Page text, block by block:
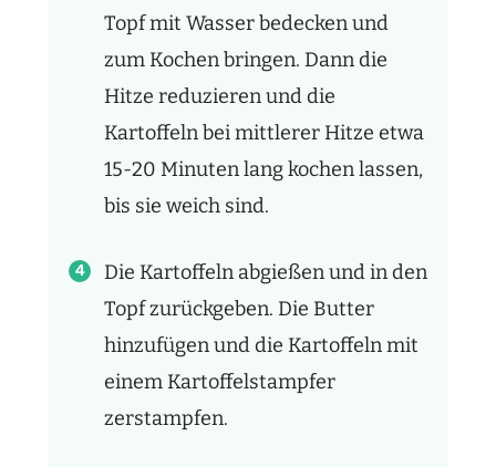
Topf mit Wasser bedecken und
zum Kochen bringen. Dann die
Hitze reduzieren und die
Kartoffeln bei mittlerer Hitze etwa
15-20 Minuten lang kochen lassen,
bis sie weich sind.
Die Kartoffeln abgießen und in den
Topf zurückgeben. Die Butter
hinzufügen und die Kartoffeln mit
einem Kartoffelstampfer
zerstampfen.